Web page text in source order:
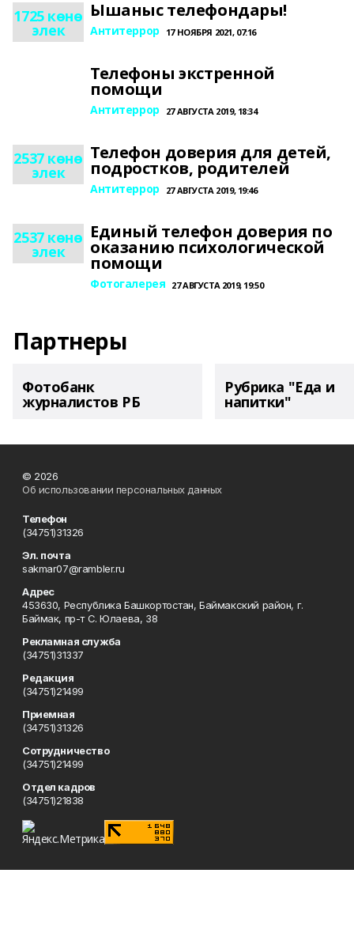
1725 көнө
элек
Ышаныс телефондары!
Антитеррор 17 НОЯБРЯ 2021, 07:16
Телефоны экстренной
помощи
Антитеррор 27 АВГУСТА 2019, 18:34
2537 көнө
элек
Телефон доверия для детей,
подростков, родителей
Антитеррор 27 АВГУСТА 2019, 19:46
2537 көнө
элек
Единый телефон доверия по
оказанию психологической
помощи
Фотогалерея 27 АВГУСТА 2019, 19:50
Партнеры
Фотобанк
журналистов РБ
Рубрика "Еда и
напитки"
© 2026
Об использовании персональных данных
Телефон
(34751)31326
Эл. почта
sakmar07@rambler.ru
Адрес
453630, Республика Башкортостан, Баймакский район, г.
Баймак, пр-т С. Юлаева, 38
Рекламная служба
(34751)31337
Редакция
(34751)21499
Приемная
(34751)31326
Сотрудничество
(34751)21499
Отдел кадров
(34751)21838